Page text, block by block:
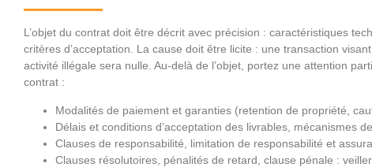
L’objet du contrat doit être décrit avec précision : caractéristiques
critères d’acceptation. La cause doit être licite : une transaction
activité illégale sera nulle. Au-delà de l’objet, portez une attention
contrat :
Modalités de paiement et garanties (retention de propriété,
Délais et conditions d’acceptation des livrables, mécanismes
Clauses de responsabilité, limitation de responsabilité et
Clauses résolutoires, pénalités de retard, clause pénale :